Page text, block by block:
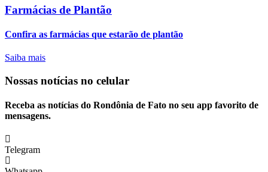
Farmácias de Plantão
Confira as farmácias que estarão de plantão
Saiba mais
Nossas notícias no celular
Receba as notícias do Rondônia de Fato no seu app favorito de
mensagens.
Telegram